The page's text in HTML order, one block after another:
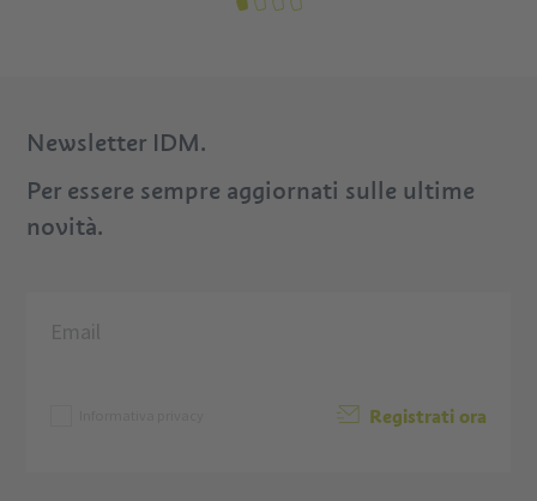
Newsletter IDM.
Per essere sempre aggiornati sulle ultime
novità.
Registrati ora